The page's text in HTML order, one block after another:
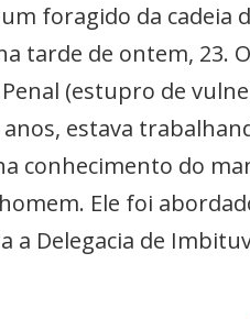
foragido da cadeia
tarde de ontem,
Penal (estupro de
anos, estava
conhecimento do
Ele foi
a Delegacia de